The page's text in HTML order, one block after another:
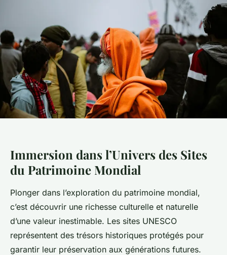
Immersion dans l’Univers des Sites
du Patrimoine Mondial
Plonger dans l’exploration du patrimoine mondial,
c’est découvrir une richesse culturelle et naturelle
d’une valeur inestimable. Les sites UNESCO
représentent des trésors historiques protégés pour
garantir leur préservation aux générations futures.